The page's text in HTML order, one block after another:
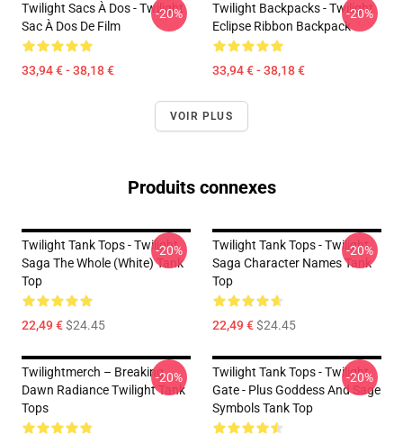
Twilight Sacs À Dos - Twilight
Sac À Dos De Film
33,94 € - 38,18 €
-20%
Twilight Backpacks - Twilight
Eclipse Ribbon Backpack
33,94 € - 38,18 €
-20%
VOIR PLUS
Produits connexes
Twilight Tank Tops - Twilight
Saga The Whole (white) Tank
Top
22,49 €$24.45
-20%
Twilight Tank Tops - Twilight
Saga Character Names Tank
Top
22,49 €$24.45
-20%
Twilightmerch – Breaking
Dawn Radiance Twilight Tank
Tops
-20%
Twilight Tank Tops - Twilight
Gate - Plus Goddess And Sage
Symbols Tank Top
-20%